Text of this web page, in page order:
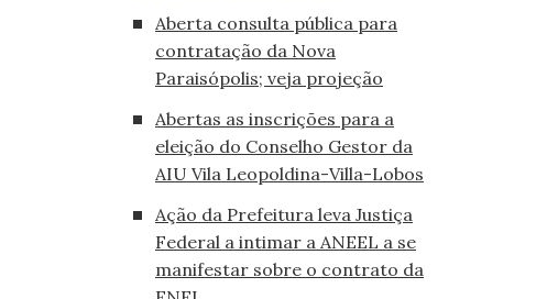
Aberta consulta pública para
contratação da Nova
Paraisópolis; veja projeção
Abertas as inscrições para a
eleição do Conselho Gestor da
AIU Vila Leopoldina-Villa-Lobos
Ação da Prefeitura leva Justiça
Federal a intimar a ANEEL a se
manifestar sobre o contrato da